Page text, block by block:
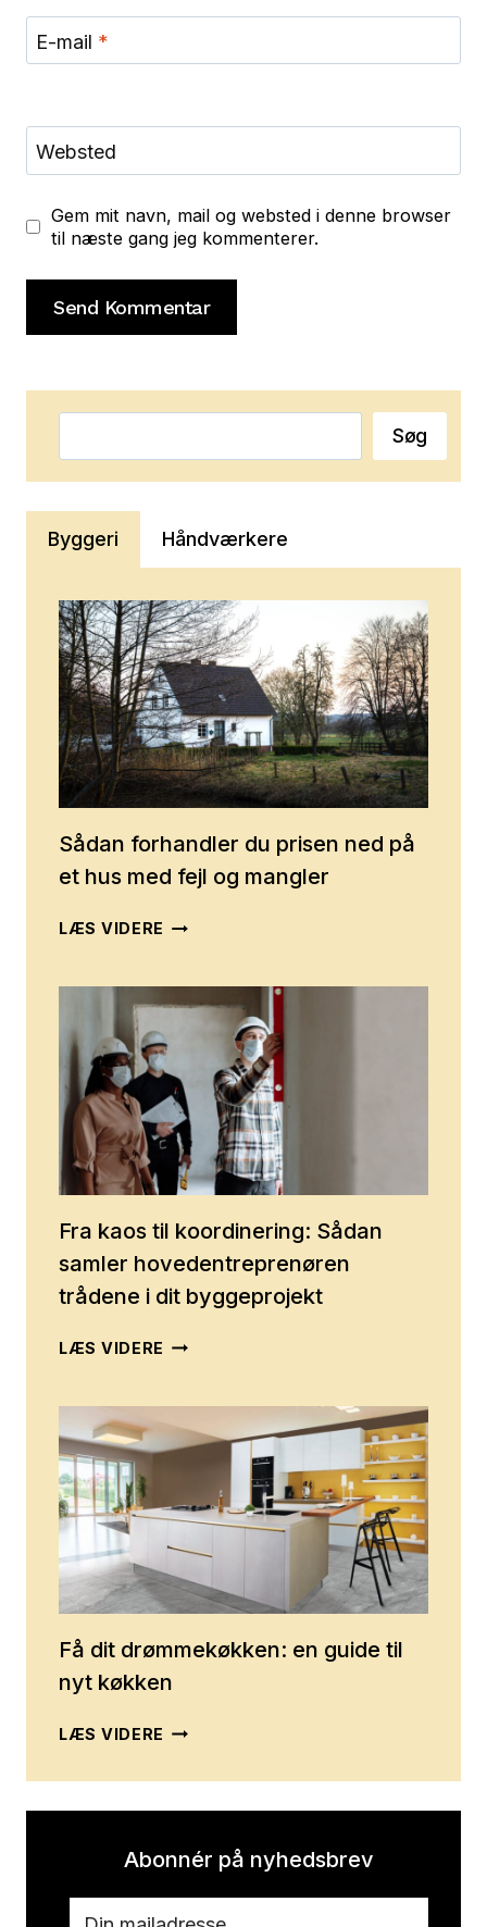
E-mail *
Websted
Gem mit navn, mail og websted i denne browser
til næste gang jeg kommenterer.
Søg
Byggeri Håndværkere
Sådan forhandler du prisen ned på
et hus med fejl og mangler
LÆS VIDERE SÅDAN
PRISEN
PÅ
ET
HUS
MED
FEJL
OG
MANGLER
Fra kaos til koordinering: Sådan
samler hovedentreprenøren
trådene i dit byggeprojekt
LÆS VIDERE FRA
SÅDAN
HOVEDENTREPRENØREN
TRÅDENE
I
DIT
BYGGEPROJEKT
Få dit drømmekøkken: en guide til
nyt køkken
LÆS VIDERE FÅ
DRØMMEKØKKEN:
TIL
Abonnér på nyhedsbrev